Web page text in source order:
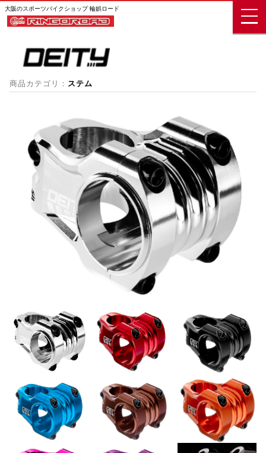
大阪のスポーツバイクショップ 輪娯ロード
商品カテゴリ： ステム